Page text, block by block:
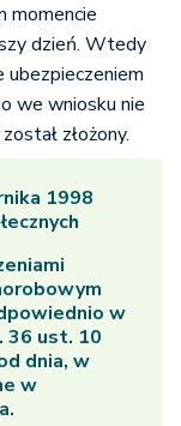
momencie
dzień. Wtedy
ubezpieczeniem
we wniosku nie
złożony.
1998
w
36 ust. 10
dnia, w
w